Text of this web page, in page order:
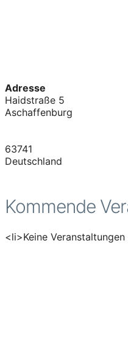
Adresse
Haidstraße 5
Aschaffenburg
63741
Deutschland
Kommende
<li>Keine